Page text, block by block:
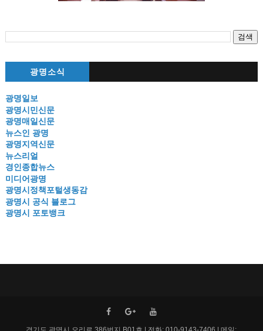
광명소식
광명일보
광명시민신문
광명매일신문
뉴스인 광명
광명지역신문
뉴스리얼
경인종합뉴스
미디어광명
광명시정책포털생동감
광명시 공식 블로그
광명시 포토뱅크